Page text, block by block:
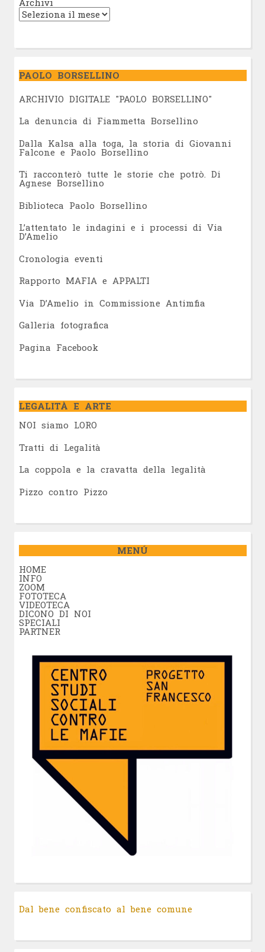
PAOLO BORSELLINO
ARCHIVIO DIGITALE "PAOLO BORSELLINO"
La denuncia di Fiammetta Borsellino
Dalla Kalsa alla toga, la storia di Giovanni
Falcone e Paolo Borsellino
Ti racconterò tutte le storie che potrò. Di
Agnese Borsellino
Biblioteca Paolo Borsellino
L’attentato le indagini e i processi di Via
D’Amelio
Cronologia eventi
Rapporto MAFIA e APPALTI
Via D’Amelio in Commissione Antimfia
Galleria fotografica
Pagina Facebook
LEGALITÀ E ARTE
NOI siamo LORO
Tratti di Legalità
La coppola e la cravatta della legalità
Pizzo contro Pizzo
MENÚ
HOME
INFO
ZOOM
FOTOTECA
VIDEOTECA
DICONO DI NOI
SPECIALI
PARTNER
Dal bene confiscato al bene comune